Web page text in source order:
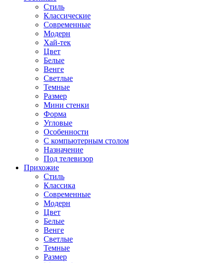
Стиль
Классические
Современные
Модерн
Хай-тек
Цвет
Белые
Венге
Светлые
Темные
Размер
Мини стенки
Форма
Угловые
Особенности
С компьютерным столом
Назначение
Под телевизор
Прихожие
Стиль
Классика
Современные
Модерн
Цвет
Белые
Венге
Светлые
Темные
Размер